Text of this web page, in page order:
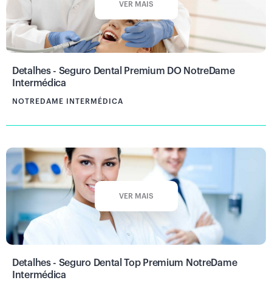
VER MAIS
Detalhes - Seguro Dental Premium DO NotreDame
Intermédica
NOTREDAME INTERMÉDICA
VER MAIS
Detalhes - Seguro Dental Top Premium NotreDame
Intermédica